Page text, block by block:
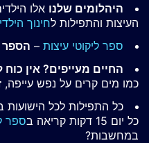
היהלומים שלנו אלו
העיצות והתפילות לחינוך
ספר ליקוטי עיצות – הספר
החיים מעייפים? אין
כמו מים קרים על נפש עייפה,
כל התפילות לכל
כל יום 15 דקות קריאה ב
ספר
במחשבות?